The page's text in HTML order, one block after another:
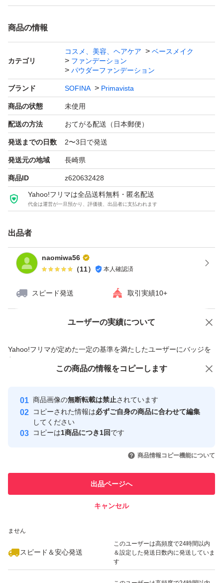
★オークル05 １個
★ブランド：SOFINAPrimavista 詰め替え
ベースメイク特徴：カバー力UVカットフィット感
ベースメイクお悩み：目のくま
PA：PA+++ SPF：16.0SPF
★おてがる配送（日本郵便）を予定しています
★発送後の第三者によるトラブル（破損・紛失・盗難な
商品の情報
カテゴリ
コスメ、美容、ヘアケア
ベースメイク
ファンデーション
パウダーファンデーション
ブランド SOFINA Primavista
商品の状態 未使用
配送の方法 おてがる配送（日本郵便）
発送までの日数 2〜3日で発送
発送元の地域 長崎県
商品ID z620632428
Yahoo!フリマは全品送料無料・匿名配送
代金は運営が一旦預かり、評価後、出品者に支払われます
出品者
naomiwa56
（11） 本人確認済
スピード発送 取引実績10+
ユーザーの実績について
Yahoo!フリマが定めた一定の基準を満たしたユーザーにバッジを
付与しています
安心取引出品者
心・安全なユーザーです
取引実績
引を完了させた実績があります
での取引実績があります
ません
スピード＆安心発送
このユーザーは高頻度で24時間以内
＆設定した発送日数内に発送していま
す
価格の相談 商品への質問
この商品の情報をコピーします
商品画像の無断転載は禁止されています
コピーされた情報は必ずご自身の商品に合わせて編集
してください
コピーは1商品につき1回です
商品情報コピー機能について
出品ページへ
キャンセル
この商品をみている人にオススメ